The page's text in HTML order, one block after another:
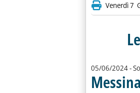
Venerdì 7
05/06/2024-